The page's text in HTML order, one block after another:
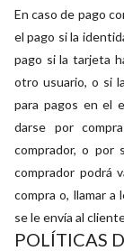
En caso de pago
el pago si la
pago si la tarjeta
otro usuario, o si
para pagos en el
darse por
comprador, o por
comprador podrá
compra o, llamar
se le envía al
POLÍTICAS